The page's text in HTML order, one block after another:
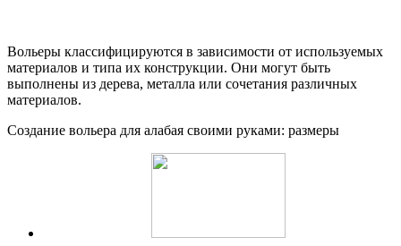
Вольеры классифицируются в зависимости от используемых
материалов и типа их конструкции. Они могут быть
выполнены из дерева, металла или сочетания различных
материалов.
Создание вольера для алабая своими руками: размеры